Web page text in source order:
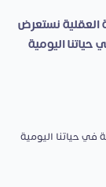
نستعرض
اليومية
في حياتنا اليومية